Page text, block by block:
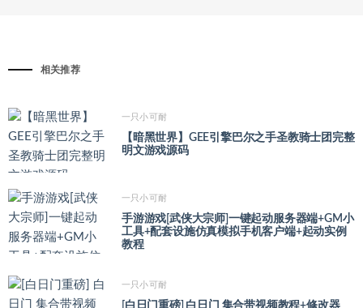
相关推荐
一只小可耐
【暗黑世界】GEE引擎巴尔之手圣教骑士团完整
明文游戏源码
一只小可耐
手游游戏[武侠大宗师]一键起动服务器端+GM小
工具+配套设施仿真模拟手机客户端+起动实例
教程
一只小可耐
[白日门重磅] 白日门 集合带视频教程+修改器